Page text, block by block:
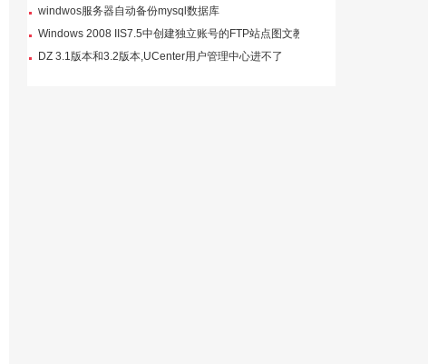
台？
windwos服务器自动备份mysql数据库
Windows 2008 IIS7.5中创建独立账号的FTP站点图文教
程
DZ 3.1版本和3.2版本,UCenter用户管理中心进不了